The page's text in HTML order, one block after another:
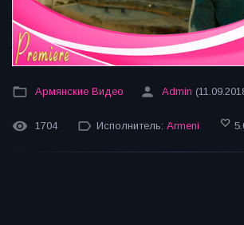
Армянские Видео Admin
1704 Исполнитель: Armeni